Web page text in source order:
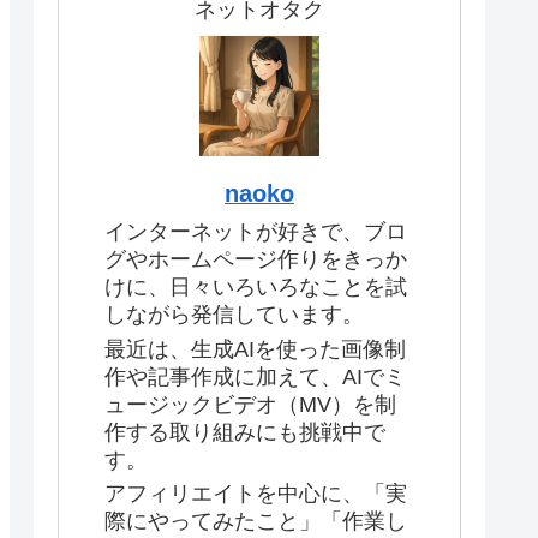
ネットオタク
naoko
インターネットが好きで、ブロ
グやホームページ作りをきっか
けに、日々いろいろなことを試
しながら発信しています。
最近は、生成AIを使った画像制
作や記事作成に加えて、AIでミ
ュージックビデオ（MV）を制
作する取り組みにも挑戦中で
す。
アフィリエイトを中心に、「実
際にやってみたこと」「作業し